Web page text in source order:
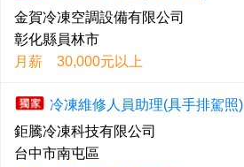
金賀冷凍空調設備有限公司
彰化縣員林市
月薪 30,000元以上
冷凍維修人員助理(具手排駕照)
鉅騰冷凍科技有限公司
台中市南屯區